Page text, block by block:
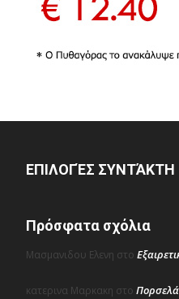
ΕΠΙΛΟΓΈΣ ΣΥΝΤΆΚΤΗ
Πρόσφατα σχόλια
Μασμανιδου Ελενη στο
κατερινα Μαρκακη στο